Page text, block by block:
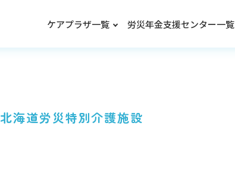
ケアプラザ一覧 労災年金支援センター一覧
北海道労災特別介護施設